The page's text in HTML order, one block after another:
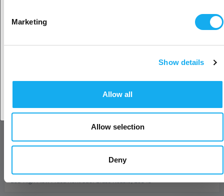
Marketing
Show details
Allow all
Allow selection
Deny
KYSY TUOTTEESTA?